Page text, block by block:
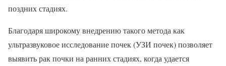
поздних стадиях.
Благодаря широкому внедрению такого метода как
ультразвуковое исследование почек (УЗИ почек) позволяет
выявить рак почки на ранних стадиях, когда удается